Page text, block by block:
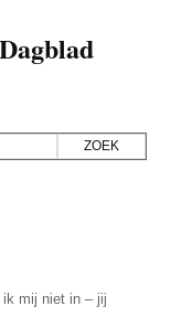
ik mij niet in – jij